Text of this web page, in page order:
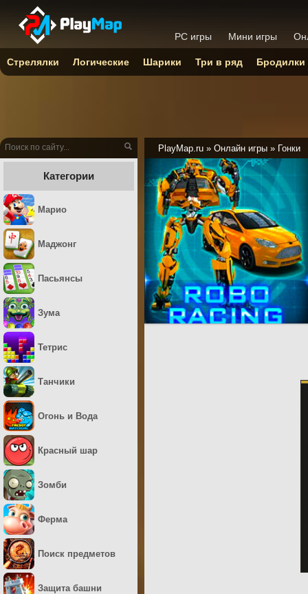
PlayMap.ru » Онлайн игры » Гонки
Категории
Марио
Маджонг
Пасьянсы
Зума
Тетрис
Танчики
Огонь и Вода
Красный шар
Зомби
Ферма
Поиск предметов
Защита башни
PC игры Мини игры
Стрелялки Логические Шарики Три в ряд Бродилки